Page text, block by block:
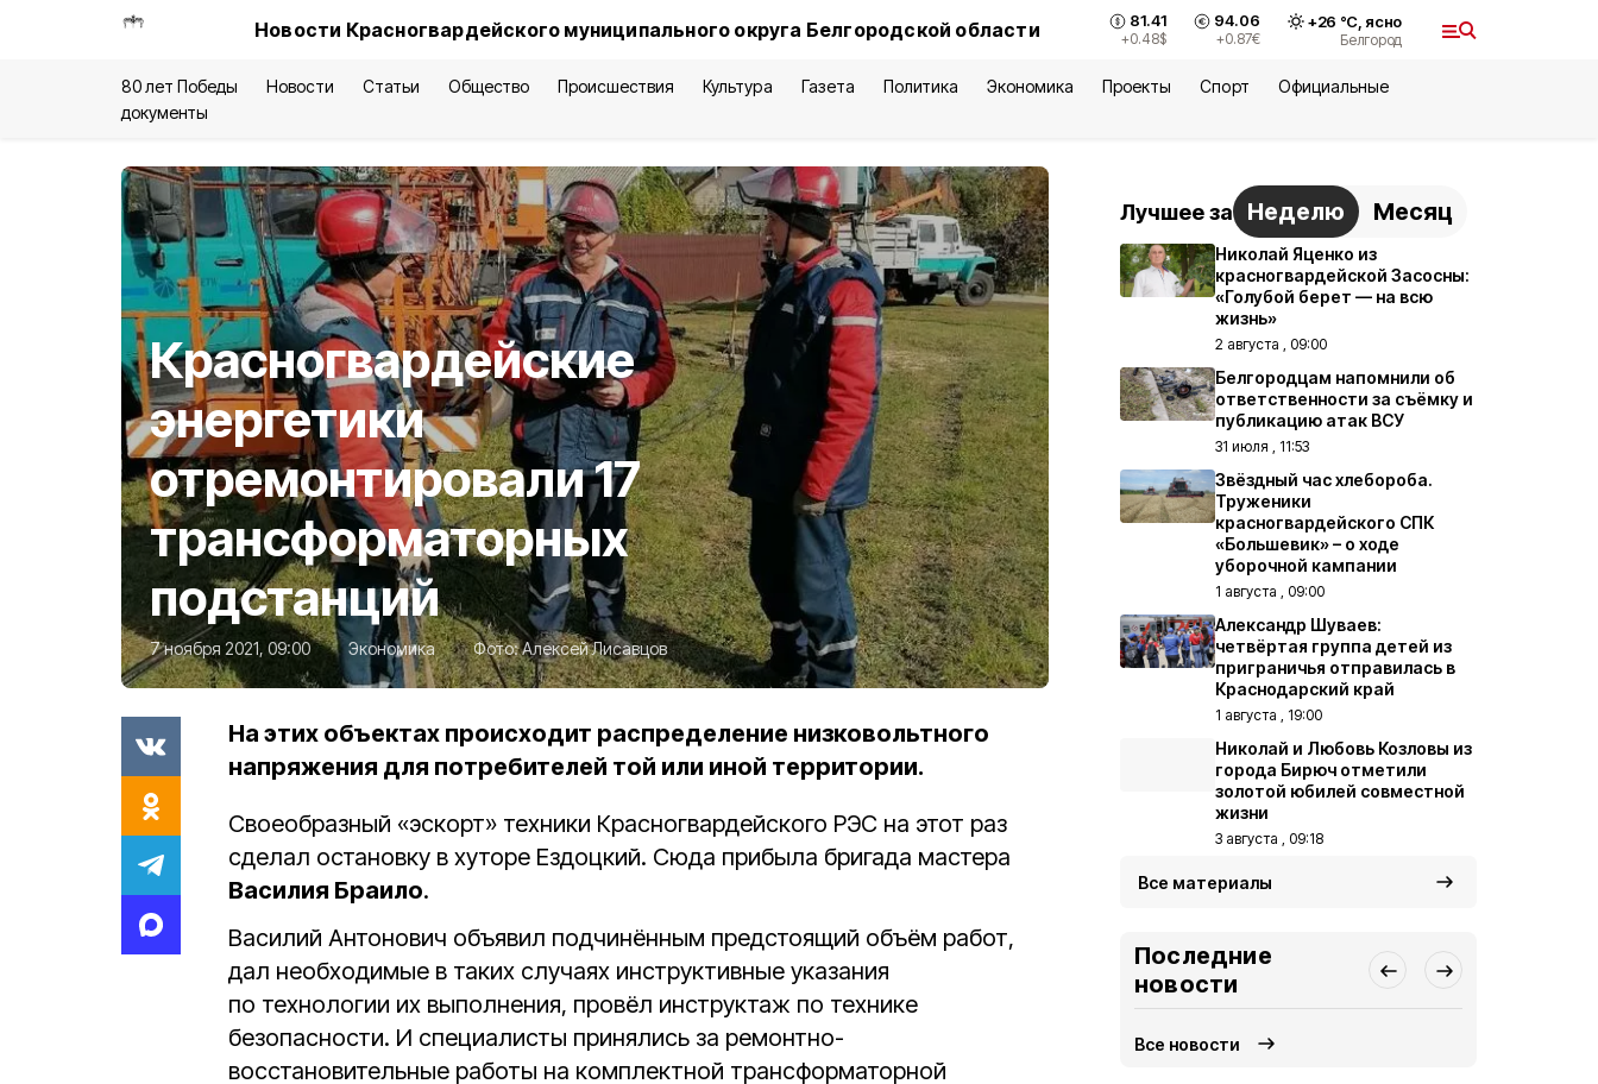
Новости Красногвардейского муниципального округа Белгородской области 81.41
+0.48$
94.06
+0.87€
+26 °С, ясно
Белгород
80 лет Победы Новости Статьи Общество Происшествия Культура Газета Политика Экономика Проекты Спорт
Официальные
документы
Красногвардейские
энергетики
отремонтировали 17
трансформаторных
подстанций
7 ноября 2021, 09:00 Экономика Фото:Алексей Лисавцов
На этих объектах происходит распределение низковольтного
напряжения для потребителей той или иной территории.
Своеобразный «эскорт» техники Красногвардейского РЭС на этот раз
сделал остановку в хуторе Ездоцкий. Сюда прибыла бригада мастера
Василия Браило.
Василий Антонович объявил подчинённым предстоящий объём работ,
дал необходимые в таких случаях инструктивные указания
по технологии их выполнения, провёл инструктаж по технике
безопасности. И специалисты принялись за ремонтно-
восстановительные работы на комплектной трансформаторной
Лучшее за Неделю Месяц
Николай Яценко из
красногвардейской Засосны:
«Голубой берет — на всю
жизнь»
2 августа , 09:00
Белгородцам напомнили об
ответственности за съёмку и
публикацию атак ВСУ
31 июля , 11:53
Звёздный час хлебороба.
Труженики
красногвардейского СПК
«Большевик» – о ходе
уборочной кампании
1 августа , 09:00
Александр Шуваев:
четвёртая группа детей из
приграничья отправилась в
Краснодарский край
1 августа , 19:00
Николай и Любовь Козловы из
города Бирюч отметили
золотой юбилей совместной
жизни
3 августа , 09:18
Все материалы
Последние
новости
Все новости